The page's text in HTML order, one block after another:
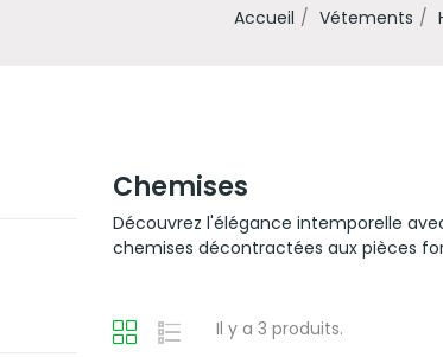
Accueil Vétements
Chemises
Découvrez l'élégance intemporelle
chemises décontractées aux pièces
Il y a 3 produits.